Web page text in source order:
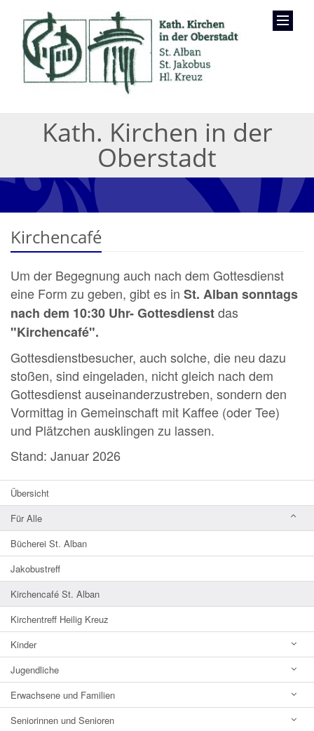
Kath. Kirchen in der
Oberstadt
Kirchencafé
Um der Begegnung auch nach dem Gottes­dienst
eine Form zu geben, gibt es in St. Alban sonntags
nach dem 10:30 Uhr- Gottesdienstdas
"Kirchencafé".
Gottesdienstbesucher, auch sol­che, die neu dazu
stoßen, sind eingeladen, nicht gleich nach dem
Gottesdienst auseinanderzustreben, sondern den
Vormittag in Gemeinschaft mit Kaffee (oder Tee)
und Plätzchen ausklingen zu lassen.
Stand: Januar 2026
Übersicht
Für Alle
Bücherei St. Alban
Jakobustreff
Kirchencafé St. Alban
Kirchentreff Heilig Kreuz
Kinder
Jugendliche
Erwachsene und Familien
Seniorinnen und Senioren